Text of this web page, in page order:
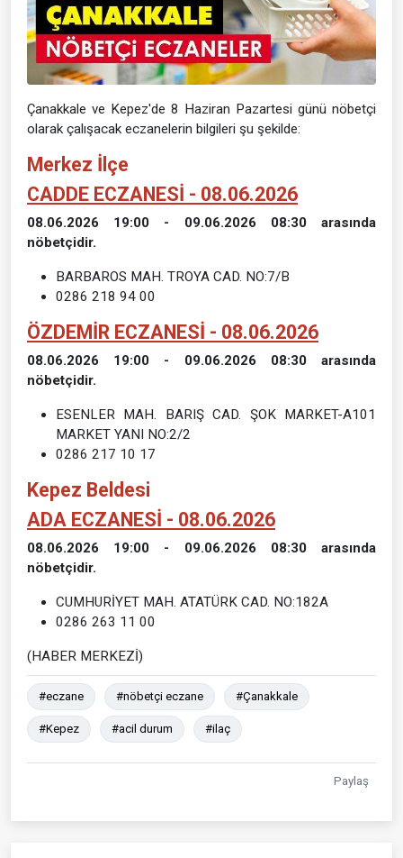
Çanakkale ve Kepez'de 8 Haziran Pazartesi günü nöbetçi
olarak çalışacak eczanelerin bilgileri şu şekilde:
Merkez İlçe
CADDE ECZANESİ - 08.06.2026
08.06.2026 19:00 - 09.06.2026 08:30 arasında
nöbetçidir.
BARBAROS MAH. TROYA CAD. NO:7/B
0286 218 94 00
ÖZDEMİR ECZANESİ - 08.06.2026
08.06.2026 19:00 - 09.06.2026 08:30 arasında
nöbetçidir.
ESENLER MAH. BARIŞ CAD. ŞOK MARKET-A101
MARKET YANI NO:2/2
0286 217 10 17
Kepez Beldesi
ADA ECZANESİ - 08.06.2026
08.06.2026 19:00 - 09.06.2026 08:30 arasında
nöbetçidir.
CUMHURİYET MAH. ATATÜRK CAD. NO:182A
0286 263 11 00
(HABER MERKEZİ)
#eczane #nöbetçi eczane #Çanakkale
#Kepez #acil durum #ilaç
Paylaş